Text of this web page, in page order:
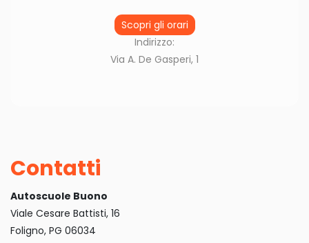
Scopri gli orari
Indirizzo:
Via A. De Gasperi, 1
Contatti
Autoscuole Buono
Viale Cesare Battisti, 16
Foligno, PG 06034